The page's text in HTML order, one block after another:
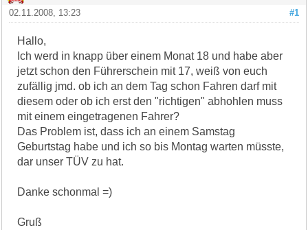
#1
02.11.2008, 13:23
Hallo,
Ich werd in knapp über einem Monat 18 und habe aber
jetzt schon den Führerschein mit 17, weiß von euch
zufällig jmd. ob ich an dem Tag schon Fahren darf mit
diesem oder ob ich erst den "richtigen" abhohlen muss
mit einem eingetragenen Fahrer?
Das Problem ist, dass ich an einem Samstag
Geburtstag habe und ich so bis Montag warten müsste,
dar unser TÜV zu hat.
Danke schonmal =)
Gruß